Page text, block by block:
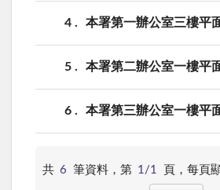
4 本署第一辦公室三樓平
5 本署第二辦公室一樓平
6 本署第三辦公室一樓平
共 6 筆資料，第 1/1 頁， 每頁